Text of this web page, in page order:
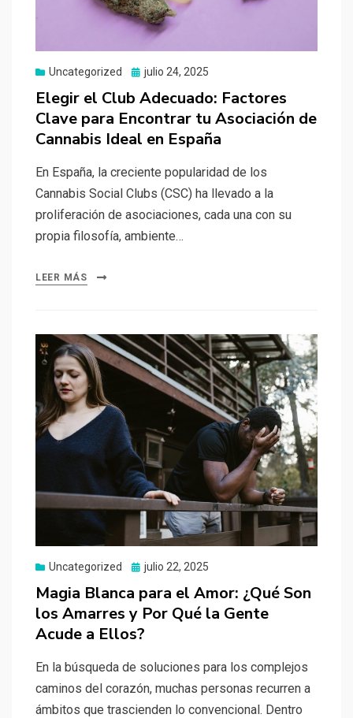
Uncategorized
Publicado
julio 24, 2025
Elegir el Club Adecuado: Factores
Clave para Encontrar tu Asociación de
Cannabis Ideal en España
En España, la creciente popularidad de los
Cannabis Social Clubs (CSC) ha llevado a la
proliferación de asociaciones, cada una con su
propia filosofía, ambiente…
LEER MÁS
Uncategorized
Publicado
julio 22, 2025
Magia Blanca para el Amor: ¿Qué Son
los Amarres y Por Qué la Gente
Acude a Ellos?
En la búsqueda de soluciones para los complejos
caminos del corazón, muchas personas recurren a
ámbitos que trascienden lo convencional. Dentro